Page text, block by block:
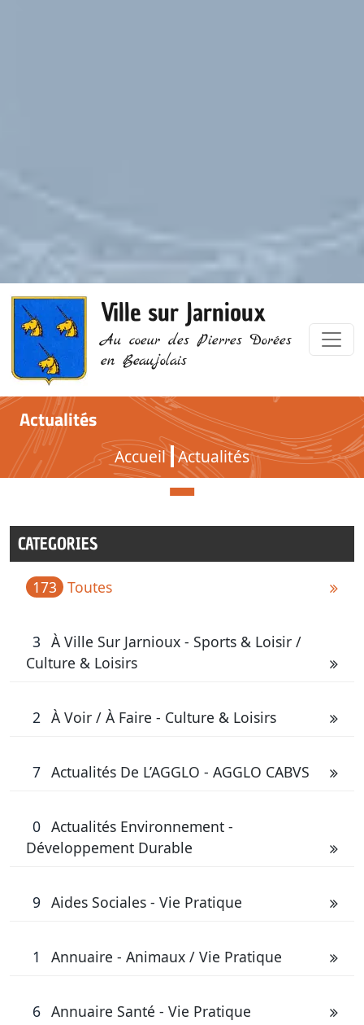
Ville sur Jarnioux
Au coeur des Pierres Dorées
en Beaujolais
Actualités
Accueil Actualités
Actualités
CATEGORIES
173 Toutes
3 À Ville Sur Jarnioux - Sports & Loisir /
Culture & Loisirs
2 À Voir / À Faire - Culture & Loisirs
7 Actualités De L’AGGLO - AGGLO CABVS
0 Actualités Environnement -
Développement Durable
9 Aides Sociales - Vie Pratique
1 Annuaire - Animaux / Vie Pratique
6 Annuaire Santé - Vie Pratique